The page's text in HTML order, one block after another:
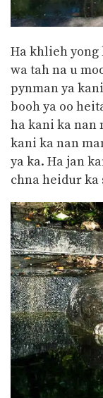
Ha khlieh yong
wa tah na u
pynman ya
booh ya oo
ha kani ka nan
kani ka nan
ya ka. Ha jan
chna heidur ka